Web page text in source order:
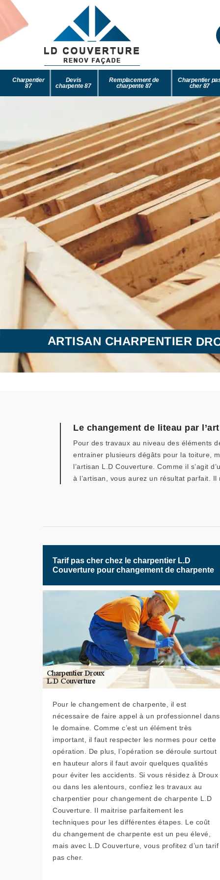
Charpentier
87
Devis
charpente 87
Remplacement de
charpente 87
Charpentier
cher 87
ARTISAN CHARPENTIER
Le changement de liteau par
Pour des travaux au niveau des éléments
entrainer plusieurs dégâts pour la toiture,
l’artisan L.D Couverture. Comme il s’agit
à l’artisan, vous aurez un résultat parfait.
Tarif pas cher chez le charpentier L.D
Couverture pour changement de charpente
Pour le changement de charpente, il est
nécessaire de faire appel à un professionnel dans
le domaine. Comme c’est un élément très
important, il faut respecter les normes pour cette
opération. De plus, l’opération se déroule surtout
en hauteur alors il faut avoir quelques qualités
pour éviter les accidents. Si vous résidez à Droux
ou dans les alentours, confiez les travaux au
charpentier pour changement de charpente L.D
Couverture. Il maitrise parfaitement les
techniques pour les différentes étapes. Le coût
du changement de charpente est un peu élevé,
mais avec L.D Couverture, vous profitez d’un tarif
pas cher.